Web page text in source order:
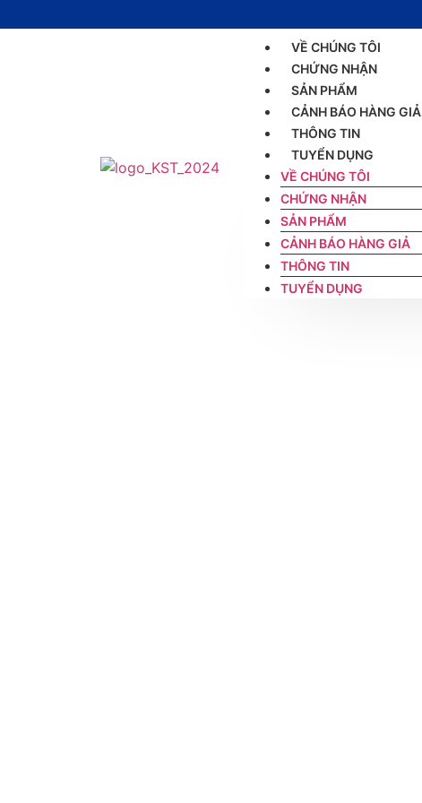
VỀ CHÚNG TÔI
CHỨNG NHẬN
SẢN PHẨM
CẢNH BÁO HÀNG GIẢ
THÔNG TIN
TUYỂN DỤNG
VỀ CHÚNG TÔI
CHỨNG NHẬN
SẢN PHẨM
CẢNH BÁO HÀNG GIẢ
THÔNG TIN
TUYỂN DỤNG